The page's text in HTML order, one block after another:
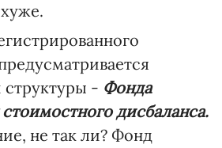
структуры - Фонда
дисбаланса.
не так ли? Фонд